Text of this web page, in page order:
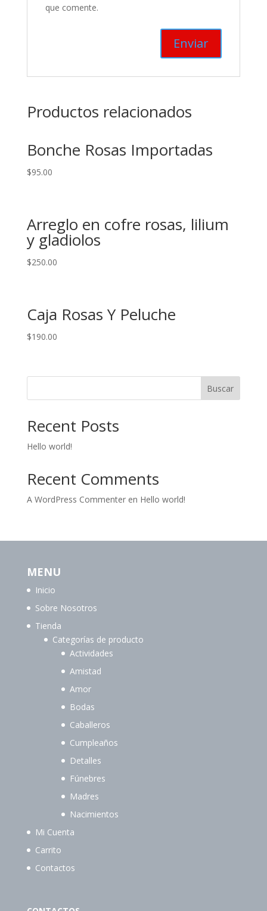
que comente.
Productos relacionados
Bonche Rosas Importadas
$95.00
Arreglo en cofre rosas, lilium
y gladiolos
$250.00
Caja Rosas Y Peluche
$190.00
Buscar
Recent Posts
Hello world!
Recent Comments
A WordPress Commenteren Hello world!
MENU
Inicio
Sobre Nosotros
Tienda
Categorías de producto
Actividades
Amistad
Amor
Bodas
Caballeros
Cumpleaños
Detalles
Fúnebres
Madres
Nacimientos
Mi Cuenta
Carrito
Contactos